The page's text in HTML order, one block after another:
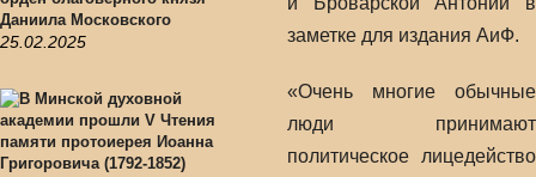
Даниила Московского
25.02.2025
заметке для издания АиФ.
«Очень многие обычные
люди принимают
политическое лицедейство